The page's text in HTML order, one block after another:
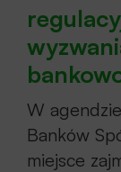
zmian w
i
z
Sesja V–
i
W
Banków
miejsce